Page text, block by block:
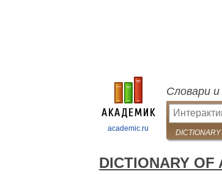
academic.ru
Словари
DICTIONARY OF